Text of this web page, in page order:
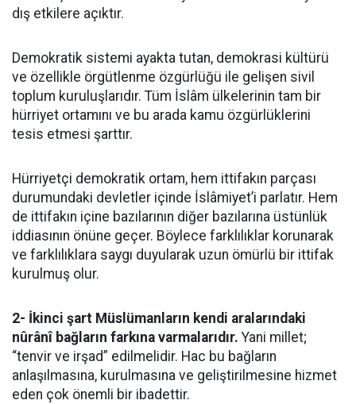
dış etkilere açıktır.
Demokratik sistemi ayakta tutan, demokrasi kültürü
ve özellikle örgütlenme özgürlüğü ile gelişen sivil
toplum kuruluşlarıdır. Tüm İslâm ülkelerinin tam bir
hürriyet ortamını ve bu arada kamu özgürlüklerini
tesis etmesi şarttır.
Hürriyetçi demokratik ortam, hem ittifakın parçası
durumundaki devletler içinde İslâmiyet’i parlatır. Hem
de ittifakın içine bazılarının diğer bazılarına üstünlük
iddiasının önüne geçer. Böylece farklılıklar korunarak
ve farklılıklara saygı duyularak uzun ömürlü bir ittifak
kurulmuş olur.
2- İkinci şart Müslümanların kendi aralarındaki
nûrânî bağların farkına varmalarıdır. Yani millet;
“tenvir ve irşad” edilmelidir. Hac bu bağların
anlaşılmasına, kurulmasına ve geliştirilmesine hizmet
eden çok önemli bir ibadettir.